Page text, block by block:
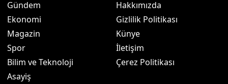
Gündem
Ekonomi
Magazin
Spor
Bilim ve Teknoloji
Asayiş
Hakkımızda
Gizlilik Politikası
Künye
İletişim
Çerez Politikası